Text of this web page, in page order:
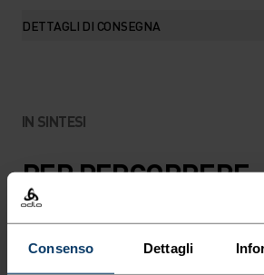
Consenso Dettagli
DETTAGLI DI CONSEGNA
IN SINTESI
PER PERCORRERE
QUALSIASI
I pantaloni da trekking